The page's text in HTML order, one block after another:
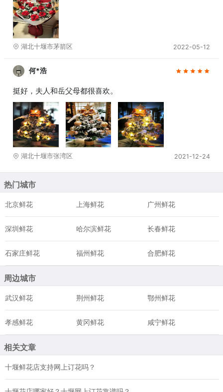
湖北十堰市茅箭区 2022-05-12
何*浩
挺好，夫人和岳父母都很喜欢。
湖北十堰市张湾区 2021-12-24
热门城市
北京鲜花 上海鲜花 广州鲜花
深圳鲜花 哈尔滨鲜花 长春鲜花
石家庄鲜花 福州鲜花 合肥鲜花
周边城市
武汉鲜花 荆州鲜花 鄂州鲜花
孝感鲜花 黄冈鲜花 咸宁鲜花
相关文章
十堰鲜花店支持网上订花吗？